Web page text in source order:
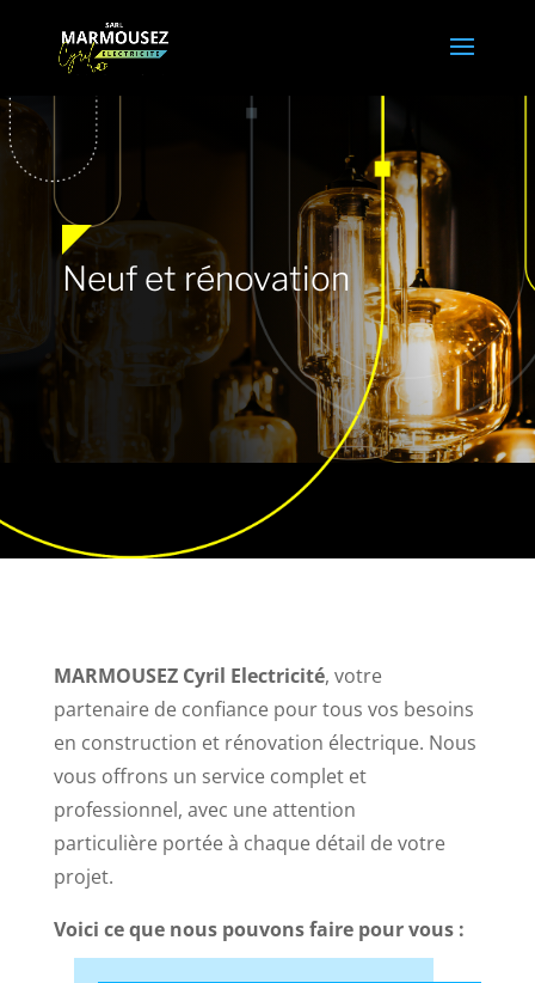
Neuf et rénovation
MARMOUSEZ Cyril Electricité, votre
partenaire de confiance pour tous vos besoins
en construction et rénovation électrique. Nous
vous offrons un service complet et
professionnel, avec une attention
particulière portée à chaque détail de votre
projet.
Voici ce que nous pouvons faire pour vous :